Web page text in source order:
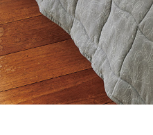
スリップオン
レースアップ
スニーカー
ブーツ
サンダル
その他
ボディバッグ
リュック･バックパ
ボストンバッグ
スーツケース／キ
その他
アウトドア･スポー
その他